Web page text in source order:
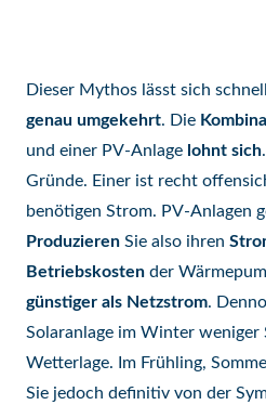
Dieser Mythos lässt sich
genau umgekehrt. Die
und einer PV-Anlage lohnt sich
Gründe. Einer ist recht
benötigen Strom. PV-Anlagen
Produzieren Sie also ihren
Betriebskosten der
günstiger als Netzstrom.
Solaranlage im Winter weniger
Wetterlage. Im Frühling,
Sie jedoch definitiv von der